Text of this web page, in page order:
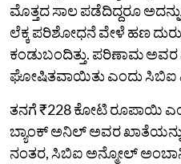
ಮೊತ್ತದ ಸಾಲ ಪಡೆದಿದ್ದರೂ
ಲೆಕ್ಕ ಪರಿಶೋಧನೆ ವೇಳೆ ಹಣ
ಕಂಡುಬಂದಿತ್ತು. ಪರಿಣಾಮ ಅವರ
ಘೋಷಿತವಾಯಿತು ಎಂದು ಸಿಬಿಐ
ತನಗೆ ₹228 ಕೋಟಿ ರೂಪಾಯಿ
ಬ್ಯಾಂಕ್ ಅನಿಲ್ ಅವರ ಖಾತೆಯನ್ನು
ನಂತರ, ಸಿಬಿಐ ಅನ್ಮೋಲ್